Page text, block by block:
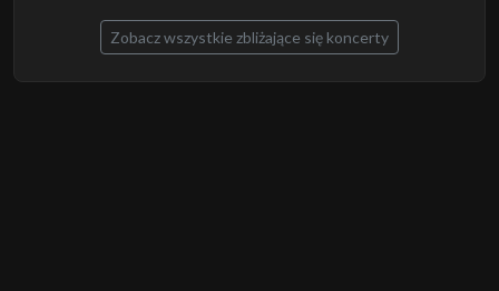
Zobacz wszystkie zbliżające się koncerty